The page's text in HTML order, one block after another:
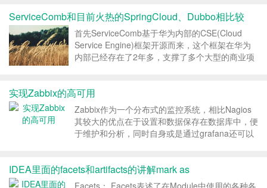
ServiceComb和目前火热的SpringCloud、Dubbo相比较
首先ServiceComb基于华为内部的CSE(Cloud
Service Engine)框架开源而来，这个框架在华为
内部已经存在了2年多，支撑了多个大型的商业项
华为公司统一的微服务标准框架...
实现Zabbix的高可用
Zabbix作为一个分布式的监控系统，相比Nagios
其较大的优点在于设置和数据保存在数据库中，便
于维护和分析，同时自身或是通过grafana还可以
主机配置只需要保存一份即可，带来...
IDEA里面的facets和artifacts的讲解mark as
Facets： Facets表述了在Module中使用的各种各